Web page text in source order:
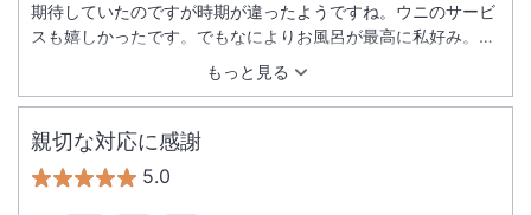
もっと見る
期待していたのですが時期が違ったようですね。ウニのサービ
スも嬉しかったです。でもなによりお風呂が最高に私好み。と
ろとろのお湯に癒されました。素朴な旅館ですが従業員の方々
の心遣いが北海道ドライブ旅行の幕開けに最高でした。ありが
とうございました。
親切な対応に感謝
5.0